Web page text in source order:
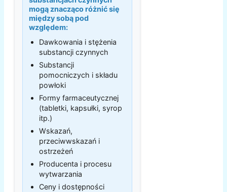
mogą znacząco różnić się
między sobą pod
względem:
Dawkowania i stężenia
substancji czynnych
Substancji
pomocniczych i składu
powłoki
Formy farmaceutycznej
(tabletki, kapsułki, syrop
itp.)
Wskazań,
przeciwwskazań i
ostrzeżeń
Producenta i procesu
wytwarzania
Ceny i dostępności